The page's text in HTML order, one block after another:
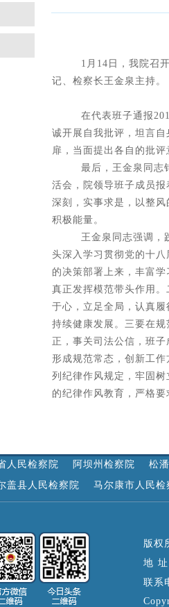
1月 14 日，我院召
记、检察长王金泉主持。
在代表班子通报
诚开展自我批评，坦言
扉，当面提出各自的批评
最后，王金泉同志
活会，院领导班子成员
深刻，实事求是，以整
积极能量。
王金泉同志强调，
头深入学习贯彻党的十
的决策部署上来，丰富
真正发挥模范带头作用
于心，立足全局，认真
持续健康发展。三要在
正，事关司法公信，班
形成规范常态，创新工
列纪律作风规定，牢固
的纪律作风教育，严格要
人民检察院 阿坝州检察院 松
盖县人民检察院 马尔康市人民检
版权
地
联系